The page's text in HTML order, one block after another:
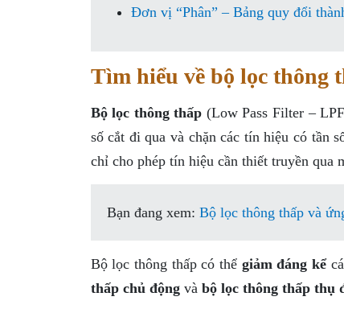
Đơn vị “Phân” – Bảng quy đổi
Tìm hiểu về bộ lọc thông
Bộ lọc thông thấp (Low Pass Filter –
số cắt đi qua và chặn các tín hiệu có tần
chỉ cho phép tín hiệu cần thiết truyền qua
Bạn đang xem: Bộ lọc thông thấp và
Bộ lọc thông thấp có thể giảm đáng kể
thấp chủ độngvà bộ lọc thông thấp thụ